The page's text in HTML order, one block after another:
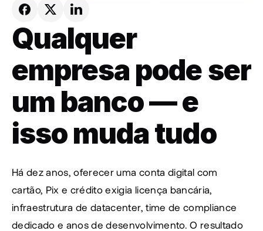
Qualquer
empresa pode ser
um banco — e
isso muda tudo
Há dez anos, oferecer uma conta digital com
cartão, Pix e crédito exigia licença bancária,
infraestrutura de datacenter, time de compliance
dedicado e anos de desenvolvimento. O resultado